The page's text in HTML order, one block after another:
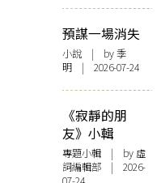
預謀一場消失
小說 | by 季
明 | 2026-07-24
《寂靜的朋
友》小輯
專題小輯 | by 虛
詞編輯部 | 2026-